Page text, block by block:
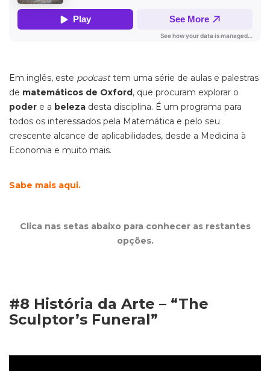
Em inglês, este podcasttem uma série de aulas e palestras
de matemáticos de Oxford, que procuram explorar o
poder e a beleza desta disciplina. É um programa para
todos os interessados pela Matemática e pelo seu
crescente alcance de aplicabilidades, desde a Medicina à
Economia e muito mais.
Sabe mais aqui.
Clica nas setas abaixo para conhecer as restantes
opções.
#8 História da Arte – “The
Sculptor’s Funeral”